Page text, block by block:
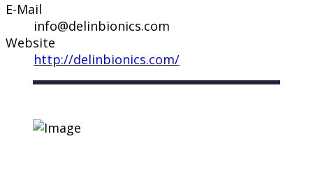
E-Mail
info@delinbionics.com
Website
http://delinbionics.com/